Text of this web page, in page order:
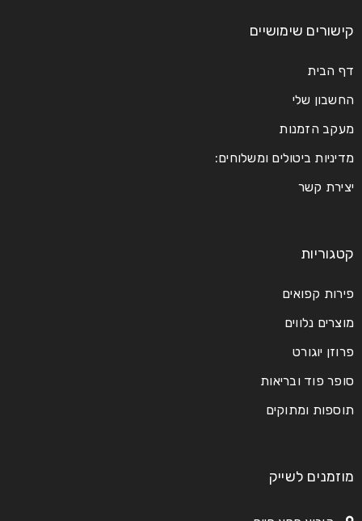
קישורים שימושיים
דף הבית
החשבון שלי
מעקב הזמנות
מדיניות ביטולים ומשלוחים:
יצירת קשר
קטגוריות
פירות קפואים
מוצרים נלווים
פרוזן יוגורט
סופר פוד ובריאות
תוספות ומתוקים
מוזמנים לשייק